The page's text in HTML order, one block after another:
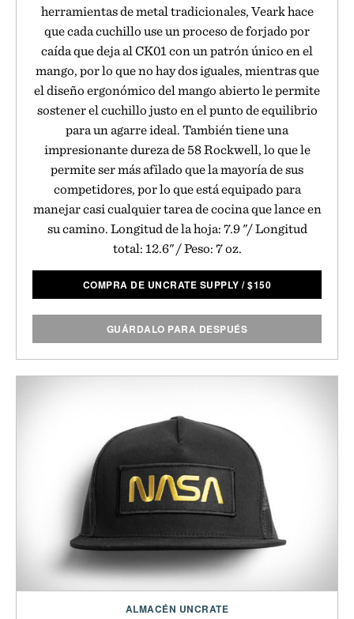
herramientas de metal tradicionales, Veark hace
que cada cuchillo use un proceso de forjado por
caída que deja al CK01 con un patrón único en el
mango, por lo que no hay dos iguales, mientras que
el diseño ergonómico del mango abierto le permite
sostener el cuchillo justo en el punto de equilibrio
para un agarre ideal. También tiene una
impresionante dureza de 58 Rockwell, lo que le
permite ser más afilado que la mayoría de sus
competidores, por lo que está equipado para
manejar casi cualquier tarea de cocina que lance en
su camino. Longitud de la hoja: 7.9 "/ Longitud
total: 12.6" / Peso: 7 oz.
COMPRA DE UNCRATE SUPPLY /$150
GUÁRDALO PARA DESPUÉS
ALMACÉN UNCRATE